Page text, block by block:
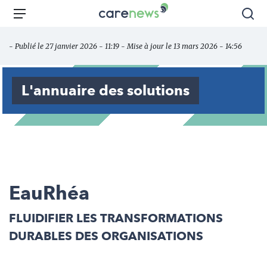
Aller
principal
Carenews,
des
acteurs
l'engagement
Menu
- Publié le 27 janvier 2026 - 11:19 - Mise à jour le 13 mars 2026 - 14:56
L'annuaire des solutions
EauRhéa
FLUIDIFIER LES TRANSFORMATIONS
DURABLES DES ORGANISATIONS